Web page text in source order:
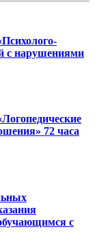
с нарушениями
72 часа
с